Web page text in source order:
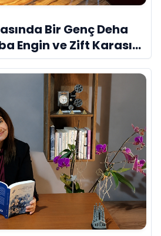
Bir Genç Deha
Engin ve Zift Karası